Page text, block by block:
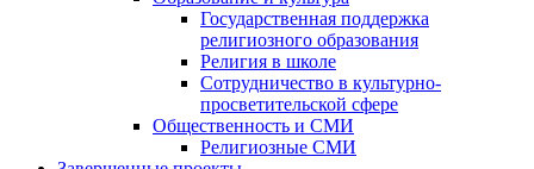
Государственная поддержка
религиозного образования
Религия в школе
Сотрудничество в культурно-
просветительской сфере
Общественность и СМИ
Религиозные СМИ